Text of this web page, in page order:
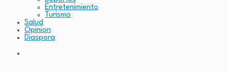
Entretenimiento
Turismo
Salud
Opinion
Diaspora